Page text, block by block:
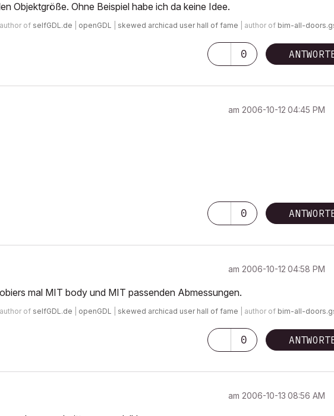
Objektgröße. Ohne Beispiel habe ich da keine Idee.
of selfGDL.de openGDL skewed archicad user hall of fame | author of bim-all-
0
am ‎2006-10-12 04:45 PM
0
am ‎2006-10-12 04:58 PM
mal MIT body und MIT passenden Abmessungen.
of selfGDL.de openGDL skewed archicad user hall of fame | author of bim-all-
0
am ‎2006-10-13 08:56 AM